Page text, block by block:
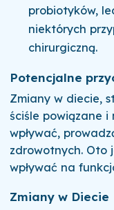
probiotyków,
niektórych
chirurgiczną.
Potencjalne
Zmiany w diecie,
ściśle powiązane i
wpływać,
zdrowotnych. Oto
wpływać na
Zmiany w Diecie